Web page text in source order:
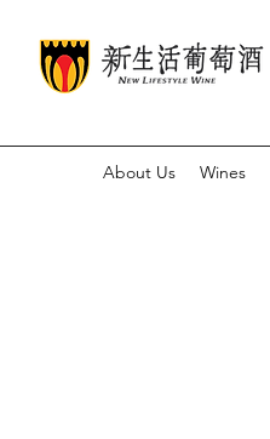
About Us Wines